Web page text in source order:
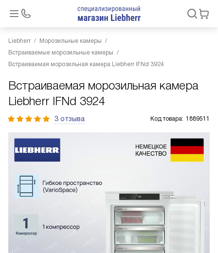
Liebherr
Морозильные камеры
Встраиваемые морозильные камеры
Встраиваемая морозильная камера Liebherr IFNd 3924
Встраиваемая морозильная камера
Liebherr IFNd 3924
3 отзыва Код товара: 1889511